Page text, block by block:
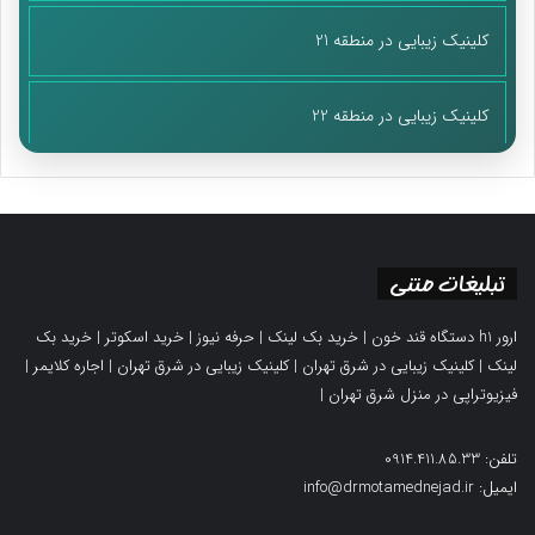
در حوزه رسانه با فضایی که ظاهر آن ظاهر مبارزه در ساحت‌های
بیرونی و تأثیرگذار بر لایه‌های مختلف شناخت خود مخاطب ماست
مواجه هستیم که به سرسختی از جنس منفی دامن می‌زند. یعنی حوزه
رسانه هم مبارزه و نقطه مبارزه را دارد و متاسفانه شاید هدفگذاری آن
وسیعی داشته باشد. چابکی و انعطاف ویژگی‌هایی است که وقتی از
ویژگی‌ها.
وقتی 5 ساعت منبع خبر رسانه عربی می‌شود یعنی در مبارزه‌ای که
نداریم.
کلینیک زیبایی در منطقه 21
کلینیک زیبایی در منطقه 22
تبلیغات متنی
ارور h1 دستگاه قند خون | خرید بک لینک | حرفه نیوز | خرید اسکوتر | خرید بک
لینک |کلینیک زیبایی در شرق تهران |کلینیک زیبایی در شرق تهران | اجاره کلایمر |
فیزیوتراپی در منزل شرق تهران |
تلفن: 0914.411.85.33
ایمیل: info@drmotamednejad.ir